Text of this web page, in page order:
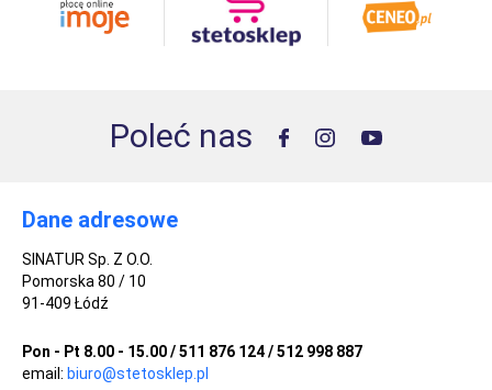
Poleć nas
Dane adresowe
SINATUR Sp. Z O.O.
Pomorska 80 / 10
91-409 Łódź
Pon - Pt 8.00 - 15.00 / 511 876 124 / 512 998 887
email: biuro@stetosklep.pl